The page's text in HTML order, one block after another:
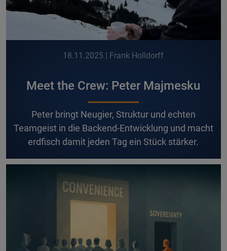
18.11.2025 | Frank Holldorff
Meet the Crew: Peter Majmesku
Peter bringt Neugier, Struktur und echten
Teamgeist in die Backend-Entwicklung und macht
erdfisch damit jeden Tag ein Stück stärker.